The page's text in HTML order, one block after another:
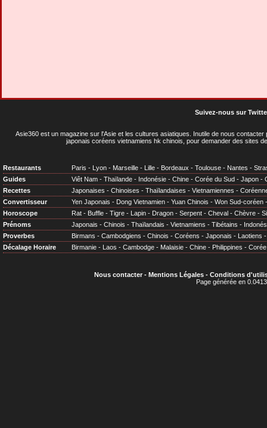
Suivez-nous sur
Asie360 est un magazine sur l'Asie et les cultures asiatiques . Inutile de nous
japonais coréens vietnamiens hk chinois, pour demander des sites
Restaurants Paris - Lyon - Marseille - Lille - Bordeaux - Toulouse - Nantes -
Guides
Viêt Nam - Thaïlande - Indonésie - Chine - Corée du Sud - Japon -
Recettes
Japonaises - Chinoises - Thaïlandaises - Vietnamiennes -
Convertisseur
Yen Japonais - Dong Vietnamien - Yuan Chinois - Won Sud-coréen
Horoscope
Rat - Buffle - Tigre - Lapin - Dragon - Serpent - Cheval - Chèvre -
Prénoms
Japonais - Chinois - Thaïlandais - Vietnamiens - Tibétains -
Proverbes
Birmans - Cambodgiens - Chinois - Coréens - Japonais - Laotiens
Décalage Horaire
Birmanie - Laos - Cambodge - Malaisie - Chine - Philippines - Corée
Nous contacter- Mentions Légales- Conditions
Page générée en